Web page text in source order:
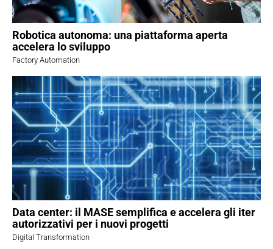
Robotica autonoma: una piattaforma aperta
accelera lo sviluppo
Factory Automation
Data center: il MASE semplifica e accelera gli iter
autorizzativi per i nuovi progetti
Digital Transformation